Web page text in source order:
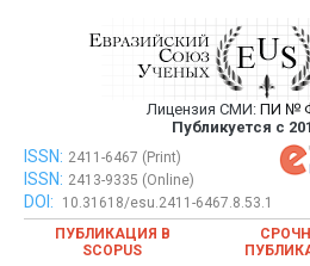
Евразийский
публикация
ежемесячном
Лицензия СМИ: ПИ №
Публикуется с
Евразийский Союз Ученых —
ежемесячном
ISSN: 2411-6467 (Print)
ISSN: 2413-9335 (Online)
DOI:
10.31618/esu.2411-6467.8.53.1
ПУБЛИКАЦИЯ В
SCOPUS